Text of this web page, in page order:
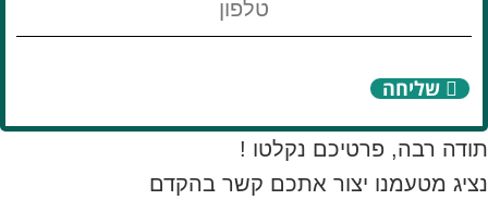
שליחה
תודה רבה, פרטיכם נקלטו !
נציג מטעמנו יצור אתכם קשר בהקדם